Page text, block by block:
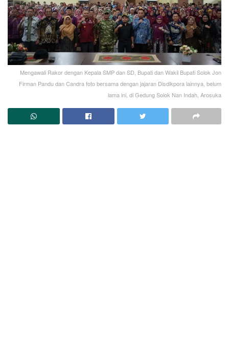
Mengawali Rakor dengan Kepala SMP dan SD, Bupati dan Wakil Bupati Solok Jon
Firman Pandu dan Candra foto bersama dengan jajaran Disdikpora lainnya, belum
lama ini, di Gedung Solok Nan Indah, Arosuka